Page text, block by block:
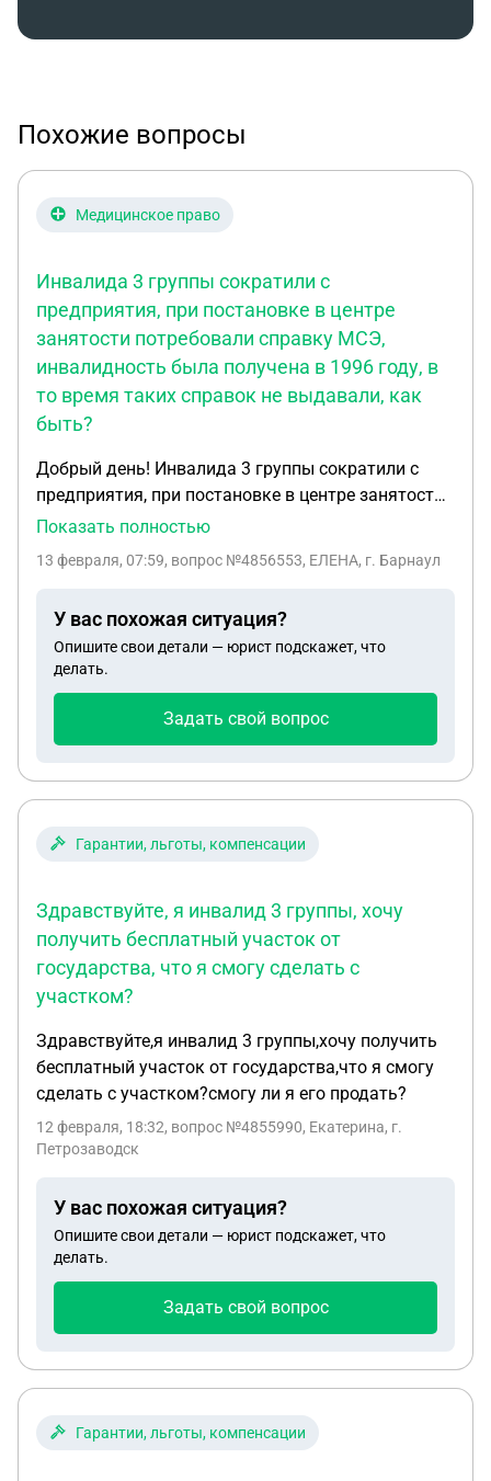
Похожие вопросы
Медицинское право
Инвалида 3 группы сократили с
предприятия, при постановке в центре
занятости потребовали справку МСЭ,
инвалидность была получена в 1996 году, в
то время таких справок не выдавали, как
быть?
Добрый день! Инвалида 3 группы сократили с
предприятия, при постановке в центре занятости
потребовали справку МСЭ, инвалидность была
выдавали, как быть?
Показать полностью
13 февраля, 07:59, вопрос №4856553, ЕЛЕНА, г. Барнаул
У вас похожая ситуация?
Опишите свои детали — юрист подскажет, что
делать.
Задать свой вопрос
Гарантии, льготы, компенсации
Здравствуйте, я инвалид 3 группы, хочу
получить бесплатный участок от
государства, что я смогу сделать с
участком?
Здравствуйте,я инвалид 3 группы,хочу получить
бесплатный участок от государства,что я смогу
сделать с участком?смогу ли я его продать?
12 февраля, 18:32, вопрос №4855990, Екатерина, г.
Петрозаводск
У вас похожая ситуация?
Опишите свои детали — юрист подскажет, что
делать.
Задать свой вопрос
Гарантии, льготы, компенсации